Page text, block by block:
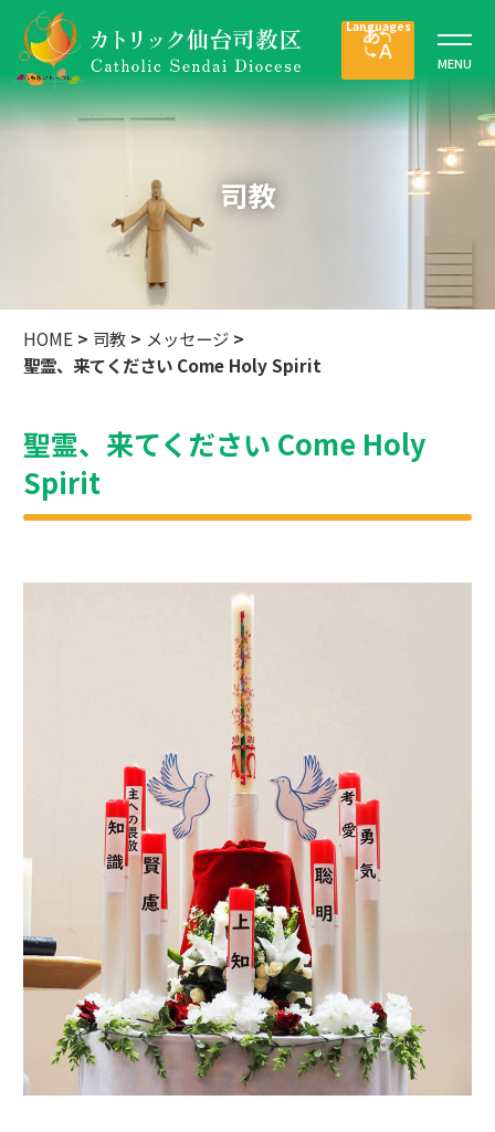
司教
HOME > 司教 > メッセージ >
聖霊、来てください Come Holy Spirit
聖霊、来てください Come Holy
Spirit